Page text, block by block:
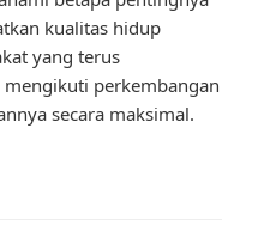
kualitas hidup
yang terus
perkembangan
secara maksimal.